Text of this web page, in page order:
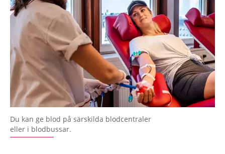
Du kan ge blod på särskilda blodcentraler
eller i blodbussar.